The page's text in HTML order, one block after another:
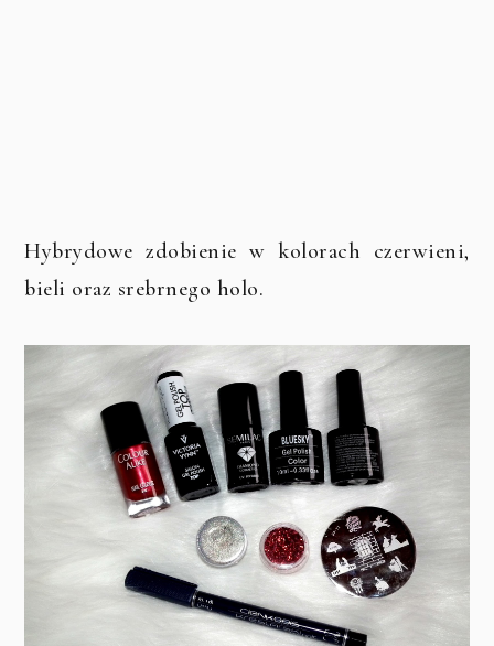
Hybrydowe zdobienie w kolorach czerwieni,
bieli oraz srebrnego holo.